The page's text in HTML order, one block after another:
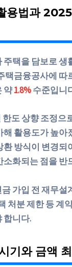
용법과
주택을 담보로 생
택금융공사에 따
약1.8%수준입니
한도 상향 조정으
해 활용도가 높아
환 방식이 변경되
소화되는 점을 반
가입 전재무설
처분 제한 등 계
합니다.
기와 금액